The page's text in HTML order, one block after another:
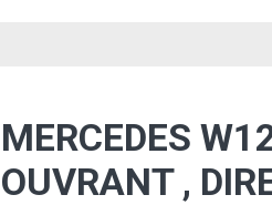
MERCEDES
OUVRANT ,